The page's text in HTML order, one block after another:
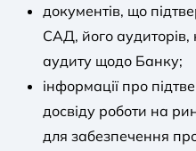
документів, що
САД, його
аудиту щодо Банку;
інформації про
досвіду роботи на
для забезпечення